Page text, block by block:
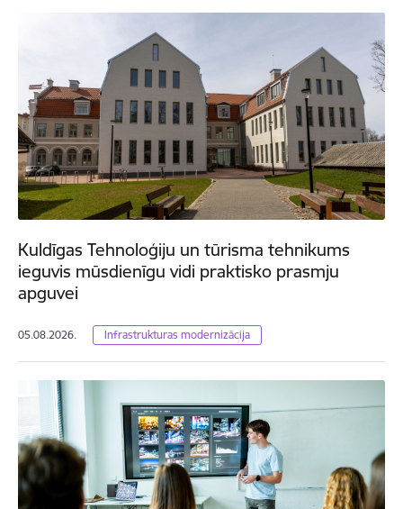
Kuldīgas Tehnoloģiju un tūrisma tehnikums
ieguvis mūsdienīgu vidi praktisko prasmju
apguvei
05.08.2026. Infrastrukturas modernizācija